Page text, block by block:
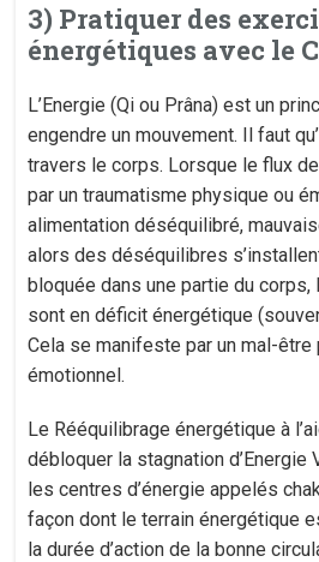
3) Pratiquer des
énergétiques avec le
L’Energie (Qi ou Prâna) est un
engendre un mouvement. Il faut
travers le corps. Lorsque le flux
par un traumatisme physique ou
alimentation déséquilibré,
alors des déséquilibres
bloquée dans une partie du
sont en déficit énergétique
Cela se manifeste par un mal-être
émotionnel.
Le Rééquilibrage énergétique à
débloquer la stagnation d’Energie
les centres d’énergie appelés
façon dont le terrain énergétique
la durée d’action de la bonne